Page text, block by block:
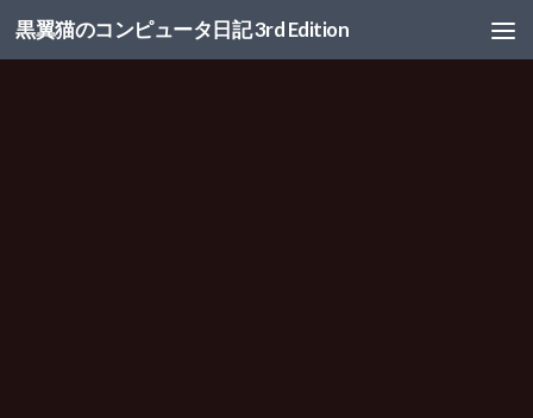
コンテンツへスキップ
黒翼猫のコンピュータ日記 3rd Edition